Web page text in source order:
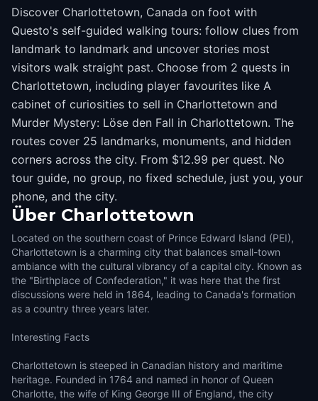
Discover Charlottetown, Canada on foot with
Questo's self-guided walking tours: follow clues from
landmark to landmark and uncover stories most
visitors walk straight past. Choose from 2 quests in
Charlottetown, including player favourites like A
cabinet of curiosities to sell in Charlottetown and
Murder Mystery: Löse den Fall in Charlottetown. The
routes cover 25 landmarks, monuments, and hidden
corners across the city. From $12.99 per quest. No
tour guide, no group, no fixed schedule, just you, your
phone, and the city.
Über Charlottetown
Located on the southern coast of Prince Edward Island (PEI),
Charlottetown is a charming city that balances small-town
ambiance with the cultural vibrancy of a capital city. Known as
the "Birthplace of Confederation," it was here that the first
discussions were held in 1864, leading to Canada's formation
as a country three years later.
Interesting Facts
Charlottetown is steeped in Canadian history and maritime
heritage. Founded in 1764 and named in honor of Queen
Charlotte, the wife of King George III of England, the city